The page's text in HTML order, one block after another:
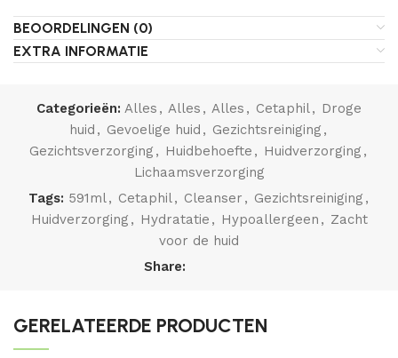
BEOORDELINGEN (0)
EXTRA INFORMATIE
Categorieën: Alles , Alles , Alles , Cetaphil, Droge
huid , Gevoelige huid , Gezichtsreiniging ,
Gezichtsverzorging , Huidbehoefte , Huidverzorging ,
Lichaamsverzorging
Tags: 591ml, Cetaphil, Cleanser , Gezichtsreiniging ,
Huidverzorging , Hydratatie , Hypoallergeen , Zacht
voor de huid
Share:
GERELATEERDE PRODUCTEN